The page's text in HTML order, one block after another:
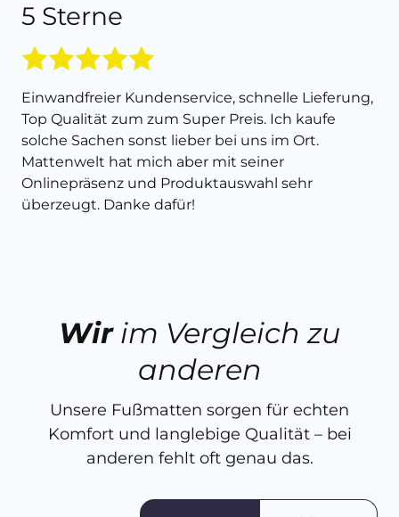
5 Sterne
Einwandfreier Kundenservice, schnelle Lieferung,
Top Qualität zum zum Super Preis. Ich kaufe
solche Sachen sonst lieber bei uns im Ort.
Mattenwelt hat mich aber mit seiner
Onlinepräsenz und Produktauswahl sehr
überzeugt. Danke dafür!
Wirim Vergleich zu
anderen
Unsere Fußmatten sorgen für echten
Komfort und langlebige Qualität – bei
anderen fehlt oft genau das.